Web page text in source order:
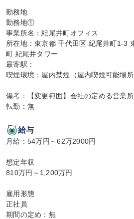
勤務地
勤務地①
事業所名：紀尾井町オフィス
所在地：東京都 千代田区 紀尾井町1-3
町 紀尾井タワー
最寄駅：
喫煙環境：屋内禁煙（屋内喫煙可能場所
備考：【変更範囲】会社の定める営業所
転勤：無
給与
月給：54万円～62万2000円
想定年収
810万円～1,200万円
雇用形態
正社員
期間の定め：無